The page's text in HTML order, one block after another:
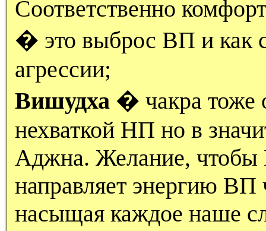
Соответственно
� это выброс ВП и как
агрессии;
Вишудха � чакра тоже
нехваткой НП но в
Аджна. Желание, чтобы
направляет энергию ВП
насыщая каждое наше